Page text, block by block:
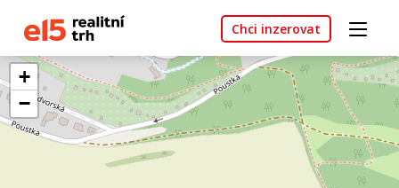
Chci inzerovat
+
−